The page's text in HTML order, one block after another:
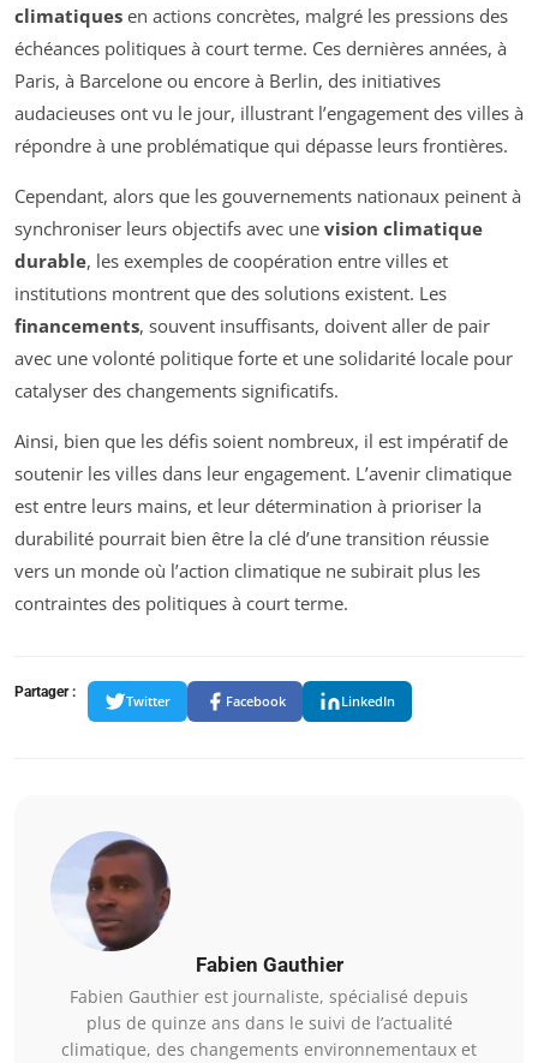
climatiques en actions concrètes, malgré les pressions des
échéances politiques à court terme. Ces dernières années, à
Paris, à Barcelone ou encore à Berlin, des initiatives
audacieuses ont vu le jour, illustrant l’engagement des villes à
répondre à une problématique qui dépasse leurs frontières.
Cependant, alors que les gouvernements nationaux peinent à
synchroniser leurs objectifs avec une vision climatique
durable, les exemples de coopération entre villes et
institutions montrent que des solutions existent. Les
financements, souvent insuffisants, doivent aller de pair
avec une volonté politique forte et une solidarité locale pour
catalyser des changements significatifs.
Ainsi, bien que les défis soient nombreux, il est impératif de
soutenir les villes dans leur engagement. L’avenir climatique
est entre leurs mains, et leur détermination à prioriser la
durabilité pourrait bien être la clé d’une transition réussie
vers un monde où l’action climatique ne subirait plus les
contraintes des politiques à court terme.
Partager :
Twitter Facebook LinkedIn
Fabien Gauthier
Fabien Gauthier est journaliste, spécialisé depuis
plus de quinze ans dans le suivi de l’actualité
climatique, des changements environnementaux et